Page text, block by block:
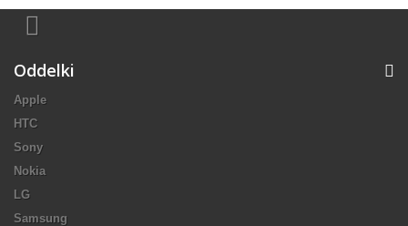
Oddelki
Apple
HTC
Sony
Nokia
LG
Samsung